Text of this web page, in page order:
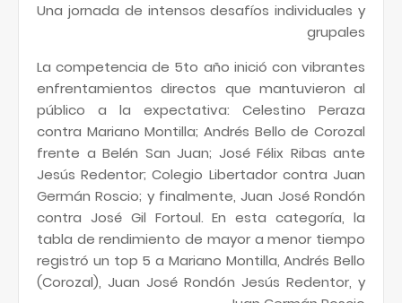
Una jornada de intensos desafíos individuales y
grupales
La competencia de 5to año inició con vibrantes
enfrentamientos directos que mantuvieron al
público a la expectativa: Celestino Peraza
contra Mariano Montilla; Andrés Bello de Corozal
frente a Belén San Juan; José Félix Ribas ante
Jesús Redentor; Colegio Libertador contra Juan
Germán Roscio; y finalmente, Juan José Rondón
contra José Gil Fortoul. En esta categoría, la
tabla de rendimiento de mayor a menor tiempo
registró un top 5 a Mariano Montilla, Andrés Bello
(Corozal), Juan José Rondón Jesús Redentor, y